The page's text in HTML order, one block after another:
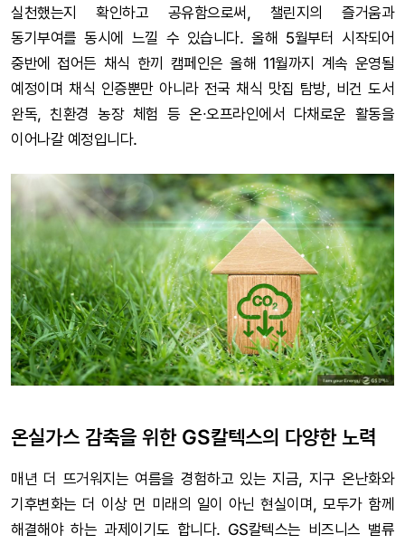
실천했는지 확인하고 공유함으로써, 챌린지의 즐거움과
동기부여를 동시에 느낄 수 있습니다. 올해 5월부터 시작되어
중반에 접어든 채식 한끼 캠페인은 올해 11월까지 계속 운영될
예정이며 채식 인증뿐만 아니라 전국 채식 맛집 탐방, 비건 도서
완독, 친환경 농장 체험 등 온∙오프라인에서 다채로운 활동을
이어나갈 예정입니다.
온실가스 감축을 위한 GS칼텍스의 다양한 노력
매년 더 뜨거워지는 여름을 경험하고 있는 지금, 지구 온난화와
기후변화는 더 이상 먼 미래의 일이 아닌 현실이며, 모두가 함께
해결해야 하는 과제이기도 합니다. GS칼텍스는 비즈니스 밸류